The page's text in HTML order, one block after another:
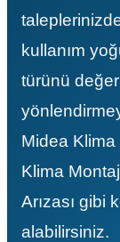
kullanım
türünü
Midea Klima
Klima
Arızası gibi
alabilirsiniz.